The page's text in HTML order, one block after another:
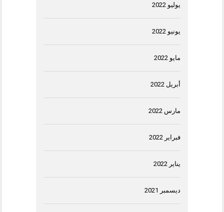
يوليو 2022
يونيو 2022
مايو 2022
أبريل 2022
مارس 2022
فبراير 2022
يناير 2022
ديسمبر 2021